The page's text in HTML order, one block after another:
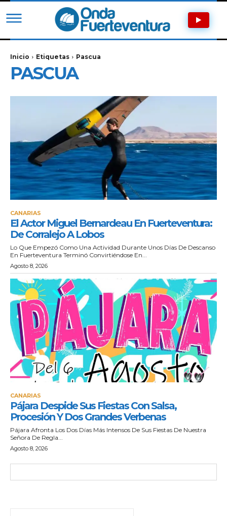
Inicio Etiquetas Pascua
PASCUA
CANARIAS
El Actor Miguel Bernardeau En Fuerteventura:
De Corralejo A Lobos
Lo Que Empezó Como Una Actividad Durante Unos Días De Descanso
En Fuerteventura Terminó Convirtiéndose En...
Agosto 8, 2026
CANARIAS
Pájara Despide Sus Fiestas Con Salsa,
Procesión Y Dos Grandes Verbenas
Pájara Afronta Los Dos Días Más Intensos De Sus Fiestas De Nuestra
Señora De Regla...
Agosto 8, 2026